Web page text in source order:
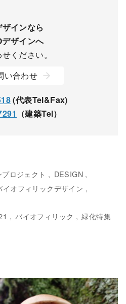
インなら
ザインへ
ください。
い合わせ
(代表Tel&Fax)
（建築Tel）
ロジェクト
DESIGN
イオフィリックデザイン
バイオフィリック 緑化特集